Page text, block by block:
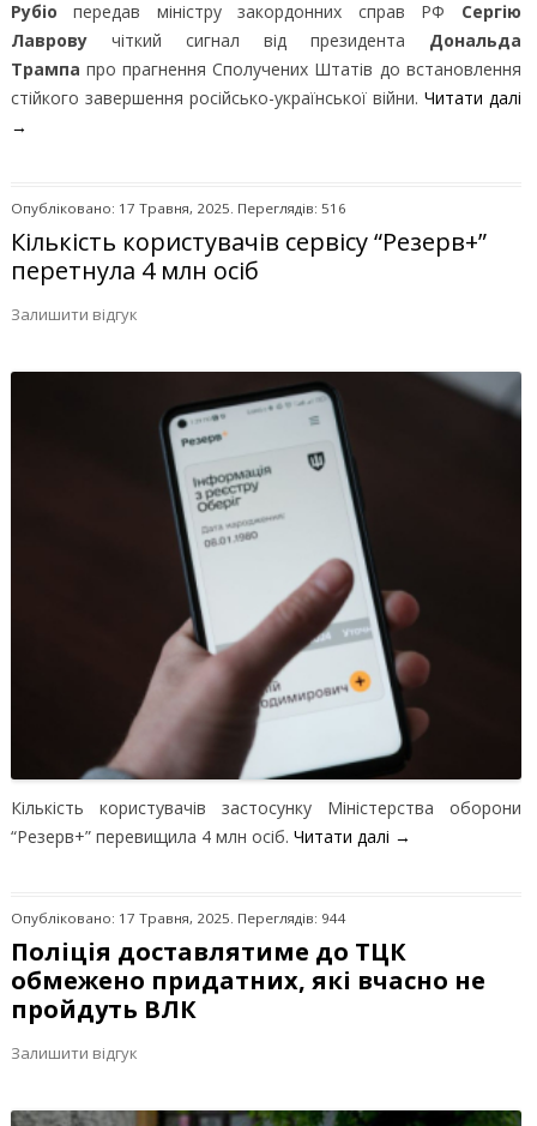
Рубіо передав міністру закордонних справ РФ Сергію
Лавровучіткий сигнал від президента Дональда
Трампа про прагнення Сполучених Штатів до встановлення
стійкого завершення російсько-української війни. Читати далі
→
Опубліковано: 17 Травня, 2025. Переглядів: 516
Кількість користувачів сервісу “Резерв+”
перетнула 4 млн осіб
Залишити відгук
Кількість користувачів застосунку Міністерства оборони
“Резерв+” перевищила 4 млн осіб. Читати далі →
Опубліковано: 17 Травня, 2025. Переглядів: 944
Поліція доставлятиме до ТЦК
обмежено придатних, які вчасно не
пройдуть ВЛК
Залишити відгук